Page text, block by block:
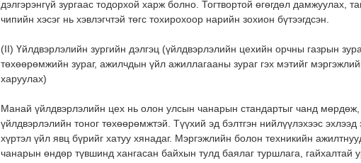
дэлгэрэнгүй зургаас тодорхой харж болно. Тогтвортой өгөгдөл дамжуулах,
чипийн хэсэг нь хэвлэгчтэй төгс тохирохоор нарийн зохион бүтээгдсэн.
(II) Үйлдвэрлэлийн зургийн дэлгэц (үйлдвэрлэлийн цехийн орчны газрын
төхөөрөмжийн зураг, ажилчдын үйл ажиллагааны зураг гэх мэтийг
харуулах)
Манай үйлдвэрлэлийн цех нь олон улсын чанарын стандартыг чанд мөрдөж,
үйлдвэрлэлийн тоног төхөөрөмжтэй. Түүхий эд бэлтгэн нийлүүлэхээс эхлээд
хүртэл үйл явц бүрийг хатуу хянадаг. Мэргэжлийн болон техникийн
чанарын өндөр түвшинд хангасан байхын тулд баялаг туршлага, гайхалтай ур